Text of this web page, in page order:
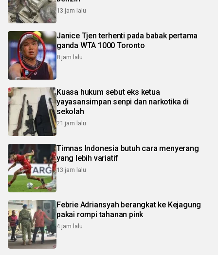
13 jam lalu
Janice Tjen terhenti pada babak pertama
ganda WTA 1000 Toronto
8 jam lalu
Kuasa hukum sebut eks ketua
yayasansimpan senpi dan narkotika di
sekolah
21 jam lalu
Timnas Indonesia butuh cara menyerang
yang lebih variatif
13 jam lalu
Febrie Adriansyah berangkat ke Kejagung
pakai rompi tahanan pink
4 jam lalu